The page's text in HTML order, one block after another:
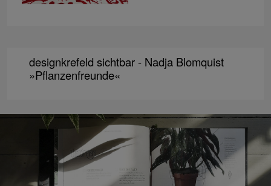
designkrefeld sichtbar - Nadja Blomquist
»Pflanzenfreunde«